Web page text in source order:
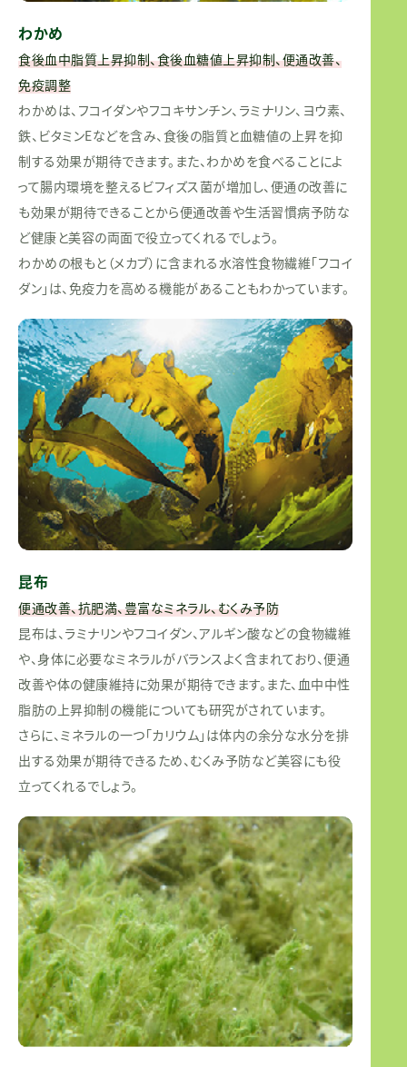
わかめ
食後血中脂質上昇抑制、食後血糖値上昇抑制、便通改善、
免疫調整
わかめは、フコイダンやフコキサンチン、ラミナリン、ヨウ素、
鉄、ビタミンEなどを含み、食後の脂質と血糖値の上昇を抑
制する効果が期待できます。また、わかめを食べることによ
って腸内環境を整えるビフィズス菌が増加し、便通の改善に
も効果が期待できることから便通改善や生活習慣病予防な
ど健康と美容の両面で役立ってくれるでしょう。
わかめの根もと（メカブ）に含まれる水溶性食物繊維「フコイ
ダン」は、免疫力を高める機能があることもわかっています。
昆布
便通改善、抗肥満、豊富なミネラル、むくみ予防
昆布は、ラミナリンやフコイダン、アルギン酸などの食物繊維
や、身体に必要なミネラルがバランスよく含まれており、便通
改善や体の健康維持に効果が期待できます。また、血中中性
脂肪の上昇抑制の機能についても研究がされています。
さらに、ミネラルの一つ「カリウム」は体内の余分な水分を排
出する効果が期待できるため、むくみ予防など美容にも役
立ってくれるでしょう。